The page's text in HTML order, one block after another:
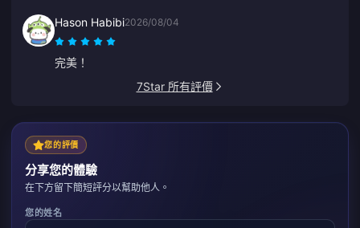
Hason Habibi2026/08/04
完美！
7Star 所有評價
您的評價
分享您的體驗
在下方留下簡短評分以幫助他人。
您的姓名